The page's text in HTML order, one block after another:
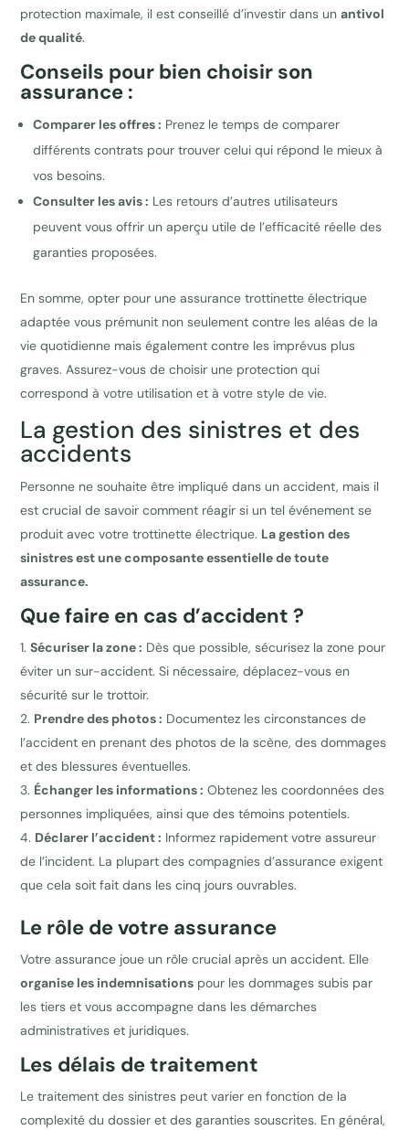
protection maximale, il est conseillé d’investir dans unantivol
de qualité.
Conseils pour bien choisir son
assurance :
Comparer les offres : Prenez le temps de comparer
différents contrats pour trouver celui qui répond le mieux à
vos besoins.
Consulter les avis : Les retours d’autres utilisateurs
peuvent vous offrir un aperçu utile de l’efficacité réelle des
garanties proposées.
En somme, opter pour une assurance trottinette électrique
adaptée vous prémunit non seulement contre les aléas de la
vie quotidienne mais également contre les imprévus plus
graves. Assurez-vous de choisir une protection qui
correspond à votre utilisation et à votre style de vie.
La gestion des sinistres et des
accidents
Personne ne souhaite être impliqué dans un accident, mais il
est crucial de savoir comment réagir si un tel événement se
produit avec votre trottinette électrique. La gestion des
sinistres est une composante essentielle de toute
assurance.
Que faire en cas d’accident ?
Sécuriser la zone : Dès que possible, sécurisez la zone pour
éviter un sur-accident. Si nécessaire, déplacez-vous en
sécurité sur le trottoir.
Prendre des photos : Documentez les circonstances de
l’accident en prenant des photos de la scène, des dommages
et des blessures éventuelles.
Échanger les informations : Obtenez les coordonnées des
personnes impliquées, ainsi que des témoins potentiels.
Déclarer l’accident : Informez rapidement votre assureur
de l’incident. La plupart des compagnies d’assurance exigent
que cela soit fait dans les cinq jours ouvrables.
Le rôle de votre assurance
Votre assurance joue un rôle crucial après un accident. Elle
organise les indemnisations pour les dommages subis par
les tiers et vous accompagne dans les démarches
administratives et juridiques.
Les délais de traitement
Le traitement des sinistres peut varier en fonction de la
complexité du dossier et des garanties souscrites. En général,